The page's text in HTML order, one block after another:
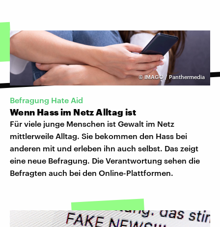
©IMAGO / Panthermedia
Befragung Hate Aid
Wenn Hass im Netz Alltag ist
Für viele junge Menschen ist Gewalt im Netz
mittlerweile Alltag. Sie bekommen den Hass bei
anderen mit und erleben ihn auch selbst. Das zeigt
eine neue Befragung. Die Verantwortung sehen die
Befragten auch bei den Online-Plattformen.